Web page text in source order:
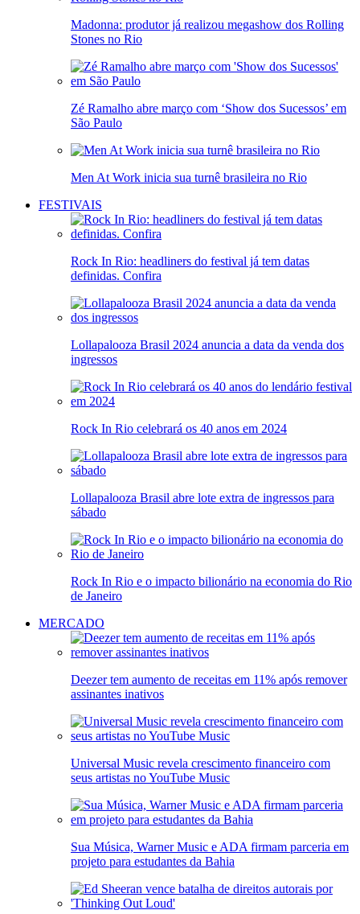
Madonna: produtor já realizou megashow dos Rolling
Stones no Rio
Zé Ramalho abre março com ‘Show dos Sucessos’ em
São Paulo
Men At Work inicia sua turnê brasileira no Rio
FESTIVAIS
Rock In Rio: headliners do festival já tem datas
definidas. Confira
Lollapalooza Brasil 2024 anuncia a data da venda dos
ingressos
Rock In Rio celebrará os 40 anos em 2024
Lollapalooza Brasil abre lote extra de ingressos para
sábado
Rock In Rio e o impacto bilionário na economia do Rio
de Janeiro
MERCADO
Deezer tem aumento de receitas em 11% após remover
assinantes inativos
Universal Music revela crescimento financeiro com
seus artistas no YouTube Music
Sua Música, Warner Music e ADA firmam parceria em
projeto para estudantes da Bahia